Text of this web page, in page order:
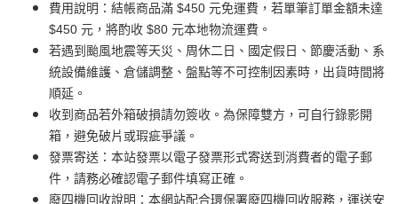
費用說明：結帳商品滿 $450 元免運費，若單筆訂單金額未達
$450 元，將酌收 $80 元本地物流運費。
若遇到颱風地震等天災、周休二日、國定假日、節慶活動、系
統設備維護、倉儲調整、盤點等不可控制因素時，出貨時間將
順延。
收到商品若外箱破損請勿簽收。為保障雙方，可自行錄影開
箱，避免破片或瑕疵爭議。
發票寄送：本站發票以電子發票形式寄送到消費者的電子郵
件，請務必確認電子郵件填寫正確。
廢四機回收說明：本網站配合環保署廢四機回收服務，運送安